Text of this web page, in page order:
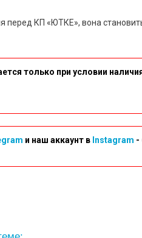
перед КП «ЮТКЕ», вона
только при условии
и наш аккаунт в Instagram -